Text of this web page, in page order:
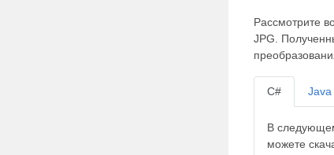
Рассмотрите
JPG.
C#
В
можете
Java